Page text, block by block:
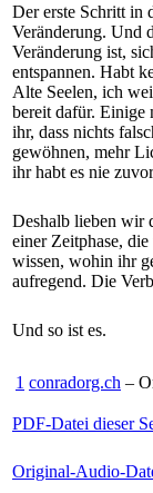
Der erste Schritt in
Veränderung. Und
Veränderung ist,
entspannen. Habt
Alte Seelen, ich
bereit dafür. Einige
ihr, dass nichts
gewöhnen, mehr
ihr habt es nie
Deshalb lieben wir
einer Zeitphase,
wissen, wohin ihr
aufregend. Die
Und so ist es.
1 conradorg.ch –
PDF-Datei dieser
Original-Audio-